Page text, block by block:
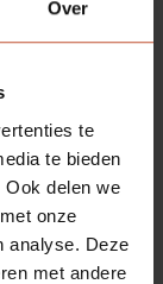
Over
te
te bieden
delen we
onze
analyse. Deze
met andere